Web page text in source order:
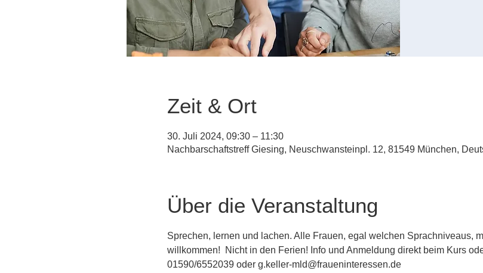
Zeit & Ort
30. Juli 2024, 09:30 – 11:30
Nachbarschaftstreff Giesing, Neuschwansteinpl. 12, 81549 München,
Über die Veranstaltung
Sprechen, lernen und lachen. Alle Frauen, egal welchen Sprachniveaus,
willkommen!  Nicht in den Ferien! Info und Anmeldung direkt beim Kurs
01590/6552039 oder g.keller-mld@fraueninteressen.de